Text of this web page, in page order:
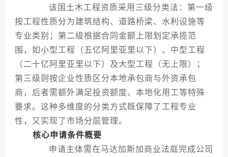
该国土木工程资质采用三级分类法：第一级
按工程性质分为建筑结构、道路桥梁、水利设施等
专业类别；第二级根据合同金额上限划定承揽范
围，如小型工程（五亿阿里亚里以下）、中型工程
（二十亿阿里亚里以下）及大型工程（无上限）；
第三级则按企业性质区分本地承包商与外资承包
商，后者需额外满足投资额度、本地化用工等特殊
要求。这种多维度的分类方式既保障了工程专业
性，又实现了市场分层管理。
核心申请条件概要
申请主体需在马达加斯加商业法庭完成公司